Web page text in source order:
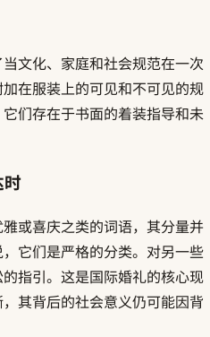
文化、家庭和社会规范在一次
在服装上的可见和不可见的规
们存在于书面的着装指导和未
时
或喜庆之类的词语，其分量并
它们是严格的分类。对另一些
指引。这是国际婚礼的核心现
其背后的社会意义仍可能因背